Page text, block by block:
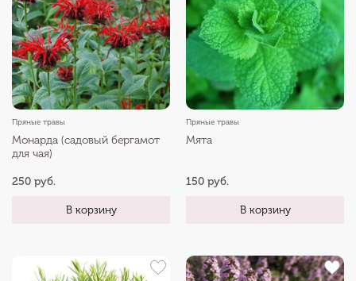
Пряные травы
Монарда (садовый бергамот
для чая)
250 руб.
В корзину
Пряные травы
Мята
150 руб.
В корзину